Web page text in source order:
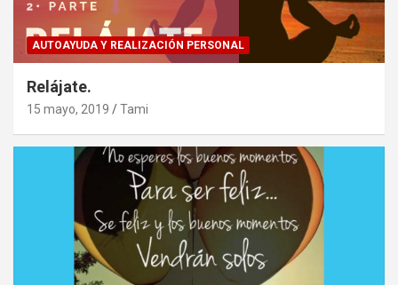
AUTOAYUDA Y REALIZACIÓN PERSONAL
Relájate.
15 mayo, 2019 Tami